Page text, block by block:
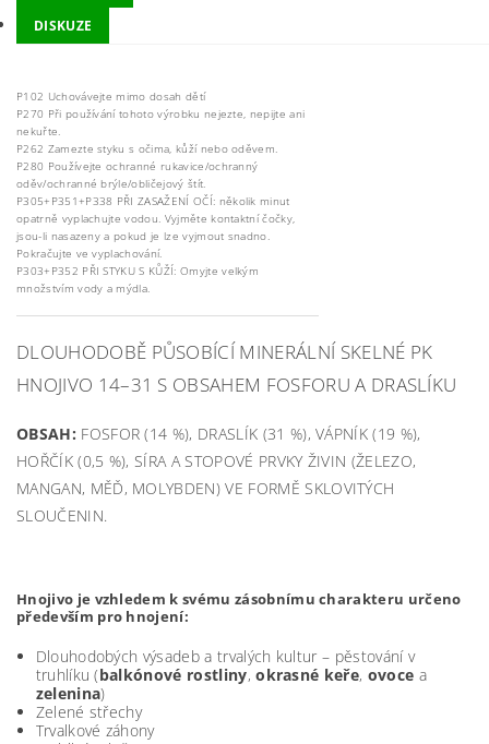
DISKUZE
P102 Uchovávejte mimo dosah dětí
P270 Při používání tohoto výrobku nejezte, nepijte ani
nekuřte.
P262 Zamezte styku s očima, kůží nebo oděvem.
P280 Používejte ochranné rukavice/ochranný
oděv/ochranné brýle/obličejový štít.
P305+P351+P338 PŘI ZASAŽENÍ OČÍ: několik minut
opatrně vyplachujte vodou. Vyjměte kontaktní čočky,
jsou-li nasazeny a pokud je lze vyjmout snadno.
Pokračujte ve vyplachování.
P303+P352 PŘI STYKU S KŮŽÍ: Omyjte velkým
množstvím vody a mýdla.
DLOUHODOBĚ PŮSOBÍCÍ MINERÁLNÍ SKELNÉ PK
HNOJIVO 14–31 S OBSAHEM FOSFORU A DRASLÍKU
OBSAH: FOSFOR (14 %), DRASLÍK (31 %), VÁPNÍK (19 %),
HOŘČÍK (0,5 %), SÍRA A STOPOVÉ PRVKY ŽIVIN (ŽELEZO,
MANGAN, MĚĎ, MOLYBDEN) VE FORMĚ SKLOVITÝCH
SLOUČENIN.
Hnojivo je vzhledem k svému zásobnímu charakteru určeno
především pro hnojení:
Dlouhodobých výsadeb a trvalých kultur – pěstování v
truhlíku (balkónové rostliny, okrasné keře, ovoce a
zelenina)
Zelené střechy
Trvalkové záhony